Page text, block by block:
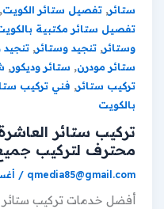
ستائر,تفصيل ستائر الكويت,
تفصيل ستائر مكتبية بالكويت
وستائر,تنجيد وستائر,تنجيد
ستائر مودرن,ستائر وديكور,
تركيب ستائر,فني تركيب
بالكويت
تركيب ستائر العاشرة 55502051
محترف لتركيب جميع
qmedia85@gmail.com
/ أغسطس
أفضل خدمات تركيب ستائر